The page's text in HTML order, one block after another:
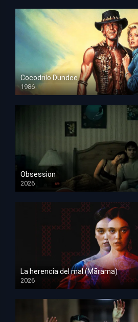
Cocodrilo Dundee
1986
HD 1080p
Obsession
2026
HD 1080p
La herencia del mal (Mārama)
2026
HD 1080p